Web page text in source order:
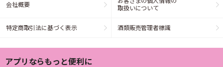
会社概要
取扱いについて
特定商取引法に基づく表示 酒類販売管理者標識
アプリならもっと便利に